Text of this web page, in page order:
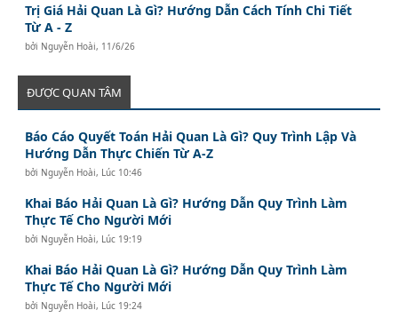
Trị Giá Hải Quan Là Gì? Hướng Dẫn Cách Tính Chi Tiết
Từ A - Z
bởi Nguyễn Hoài, 11/6/26
ĐƯỢC QUAN TÂM
Báo Cáo Quyết Toán Hải Quan Là Gì? Quy Trình Lập Và
Hướng Dẫn Thực Chiến Từ A-Z
bởi Nguyễn Hoài, Lúc 10:46
Khai Báo Hải Quan Là Gì? Hướng Dẫn Quy Trình Làm
Thực Tế Cho Người Mới
bởi Nguyễn Hoài, Lúc 19:19
Khai Báo Hải Quan Là Gì? Hướng Dẫn Quy Trình Làm
Thực Tế Cho Người Mới
bởi Nguyễn Hoài, Lúc 19:24